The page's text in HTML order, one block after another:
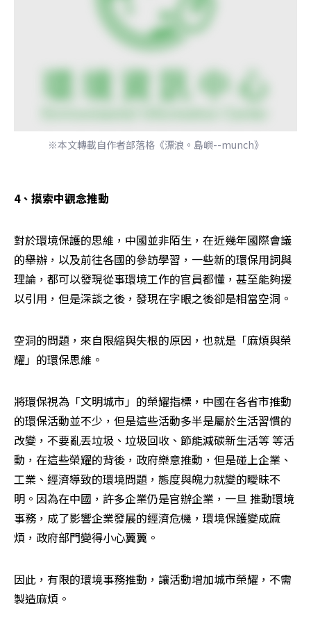
※本文轉載自作者部落格《漂浪。島嶼--munch》
4、摸索中觀念推動
對於環境保護的思維，中國並非陌生，在近幾年國際會議
的舉辦，以及前往各國的參訪學習，一些新的環保用詞與
理論，都可以發現從事環境工作的官員都懂，甚至能夠援
以引用，但是深談之後，發現在字眼之後卻是相當空洞。
空洞的問題，來自限縮與失根的原因，也就是「麻煩與榮
耀」的環保思維。
將環保視為「文明城市」的榮耀指標，中國在各省市推動
的環保活動並不少，但是這些活動多半是屬於生活習慣的
改變，不要亂丟垃圾、垃圾回收、節能減碳新生活等 等活
動，在這些榮耀的背後，政府樂意推動，但是碰上企業、
工業、經濟導致的環境問題，態度與魄力就變的曖昧不
明。因為在中國，許多企業仍是官辦企業，一旦 推動環境
事務，成了影響企業發展的經濟危機，環境保護變成麻
煩，政府部門變得小心翼翼。
因此，有限的環境事務推動，讓活動增加城市榮耀，不需
製造麻煩。